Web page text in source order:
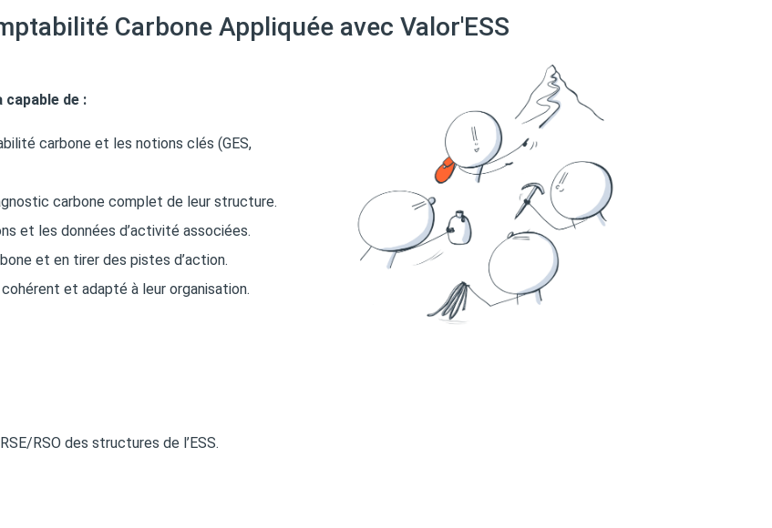
Carbone Appliquée avec Valor'ESS
de :
carbone et les notions clés (GES,
carbone complet de leur structure.
et les données d’activité associées.
et en tirer des pistes d’action.
et adapté à leur organisation.
RSO des structures de l’ESS.